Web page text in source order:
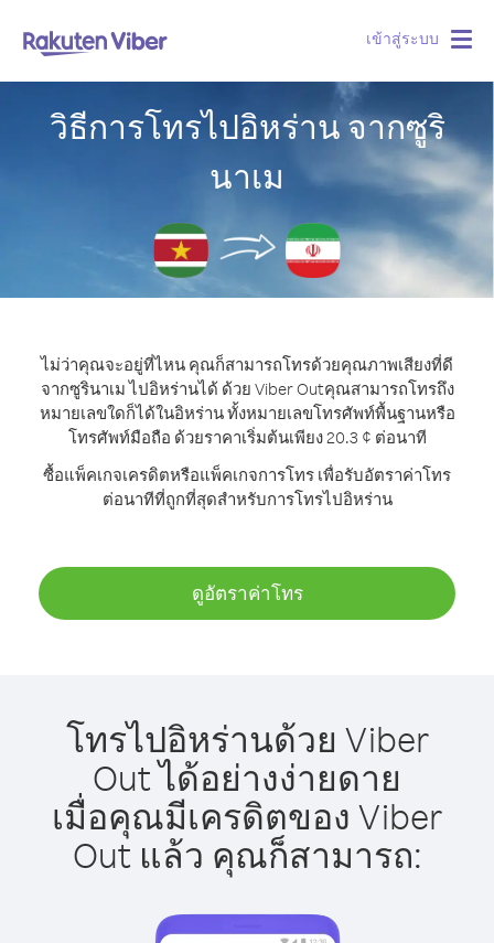
เข้าสู่ระบบ
วิธีการโทรไปอิหร่าน จากซูริ
นาเม
ไม่ว่าคุณจะอยู่ที่ไหน คุณก็สามารถโทรด้วยคุณภาพเสียงที่ดี
จากซูรินาเม ไปอิหร่านได้ ด้วย Viber Outคุณสามารถโทรถึง
หมายเลขใดก็ได้ในอิหร่าน ทั้งหมายเลขโทรศัพท์พื้นฐานหรือ
โทรศัพท์มือถือ ด้วยราคาเริ่มต้นเพียง 20.3 ¢ ต่อนาที
ซื้อแพ็คเกจเครดิตหรือแพ็คเกจการโทร เพื่อรับอัตราค่าโทร
ต่อนาทีที่ถูกที่สุดสำหรับการโทรไปอิหร่าน
ดูอัตราค่าโทร
โทรไปอิหร่านด้วย Viber
Out ได้อย่างง่ายดาย
เมื่อคุณมีเครดิตของ Viber
Out แล้ว คุณก็สามารถ: